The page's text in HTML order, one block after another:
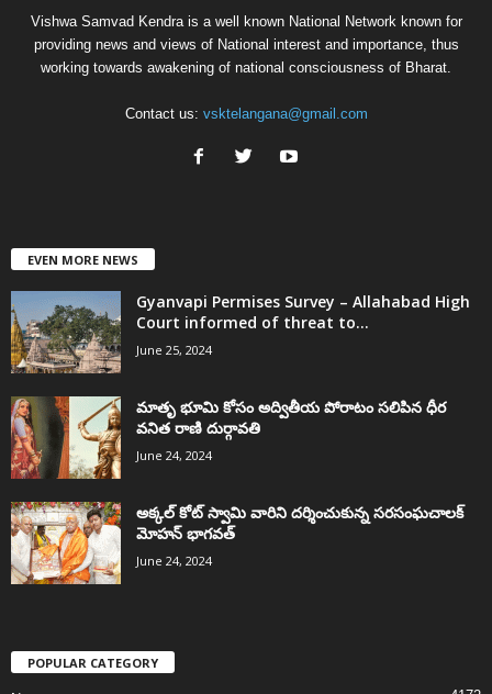
Vishwa Samvad Kendra is a well known National Network known for
providing news and views of National interest and importance, thus
working towards awakening of national consciousness of Bharat.
Contact us: vsktelangana@gmail.com
EVEN MORE NEWS
Gyanvapi Permises Survey – Allahabad High
Court informed of threat to...
June 25, 2024
మాతృ భూమి కోసం అద్వితీయ పోరాటం సలిపిన ధీర
వనిత రాణి దుర్గావతి
June 24, 2024
అక్కల్‌ కోట్‌ స్వామి వారిని దర్శించుకున్న సరసంఘచాలక్
మోహన్ భాగవత్
June 24, 2024
POPULAR CATEGORY